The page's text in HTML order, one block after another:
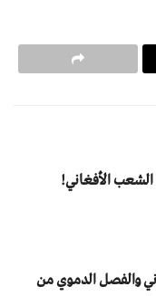
الأفغاني!
والفصل الدموي من